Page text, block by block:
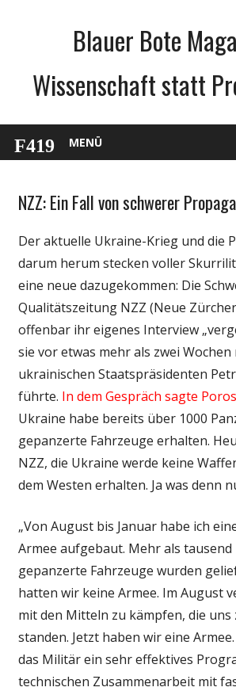
Blauer Bote
Wissenschaft statt
MENÜ
Gesellschaft
Medien
Politik
Webfundstück
Wissenschaft
NZZ: Ein Fall von schwerer
Der aktuelle Ukraine-Krieg und die
darum herum stecken voller
eine neue dazugekommen: Die
Qualitätszeitung NZZ (Neue
offenbar ihr eigenes Interview
sie vor etwas mehr als zwei Wochen
ukrainischen Staatspräsidenten
führte. In dem Gespräch sagte
Ukraine habe bereits über 1000
gepanzerte Fahrzeuge erhalten.
NZZ, die Ukraine werde keine
dem Westen erhalten. Ja was denn
„Von August bis Januar habe ich
Armee aufgebaut. Mehr als tausend
gepanzerte Fahrzeuge wurden
hatten wir keine Armee. Im August
mit den Mitteln zu kämpfen, die
standen. Jetzt haben wir eine
das Militär ein sehr effektives
technischen Zusammenarbeit mit